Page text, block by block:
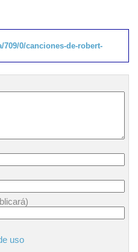
0/canciones-de-robert-
uso